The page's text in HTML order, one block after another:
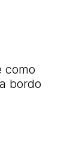
como
bordo